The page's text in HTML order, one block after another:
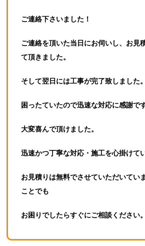
ご連絡下さいました！
ご連絡を頂いた当日にお伺いし、お見
て頂きました。
そして翌日には工事が完了致しました。
困ったていたので迅速な対応に感謝で
大変喜んで頂けました。
迅速かつ丁寧な対応・施工を心掛けて
お見積りは無料でさせていただいてい
ことでも
お困りでしたらすぐにご相談ください。